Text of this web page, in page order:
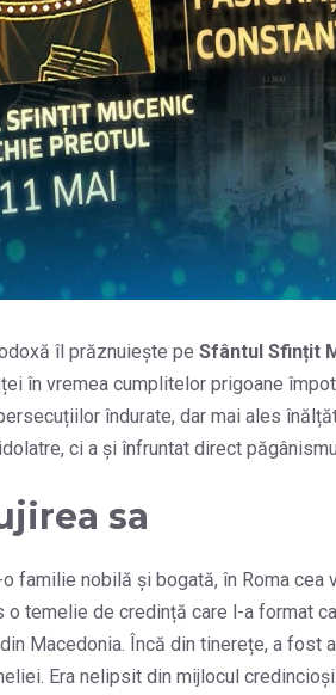
îl prăznuiește pe Sfântul Sfințit
în vremea cumplitelor prigoane
îndurate, dar mai ales
ci a și înfruntat direct
sa
familie nobilă și bogată, în Roma
temelie de credință care l-a format
Macedonia. Încă din tinerețe, a fost
Era nelipsit din mijlocul